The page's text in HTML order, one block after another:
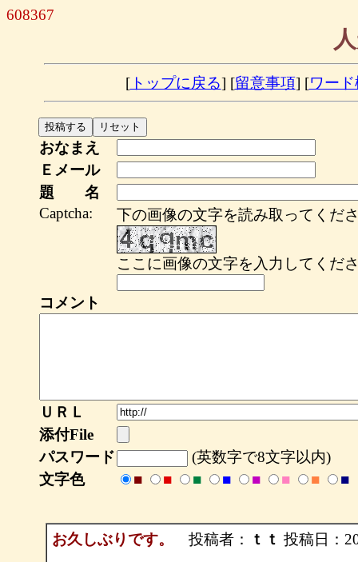
608367
[トップに戻る] [留意事項] [ワー
おなまえ
Ｅメール
題 名
Captcha:
下の画像の文字を読み取ってくだ
ここに画像の文字を入力してくだ
コメント
ＵＲＬ
添付File
パスワード
(英数字で8文字以内)
文字色
■ ■ ■ ■ ■ ■ ■ ■
お久しぶりです。 投稿者： ｔｔ 投稿日：